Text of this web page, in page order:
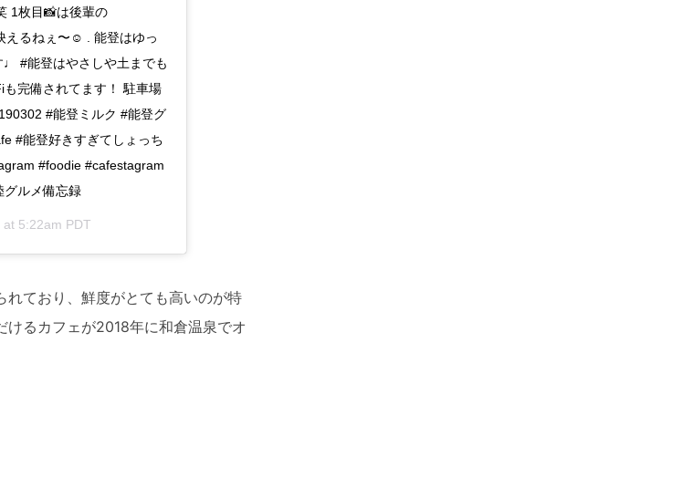
1枚目📸は後輩の
えるねぇ〜☺️ . 能登はゆっ
♩ #能登はやさしや土までも
完備されてます！ 駐車場
#能登ミルク #能登グ
#能登好きすぎてしょっち
#foodie #cafestagram
ルメ備忘録
5:22am PDT
れており、鮮度がとても高いのが特
るカフェが2018年に和倉温泉でオ